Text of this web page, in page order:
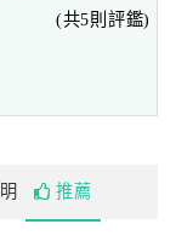
(共5則評鑑)
推薦